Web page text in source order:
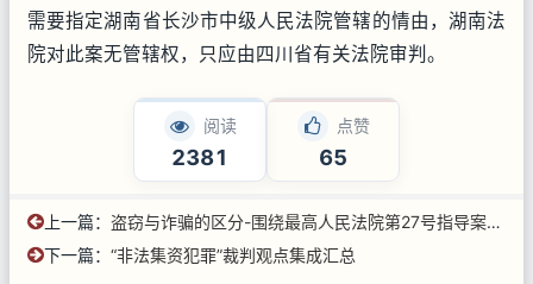
需要指定湖南省长沙市中级人民法院管辖的情由，湖南法
院对此案无管辖权，只应由四川省有关法院审判。
阅读
2381
点赞
65
上一篇： 盗窃与诈骗的区分-围绕最高人民法院第27号指导案例的展开
下一篇： “非法集资犯罪”裁判观点集成汇总